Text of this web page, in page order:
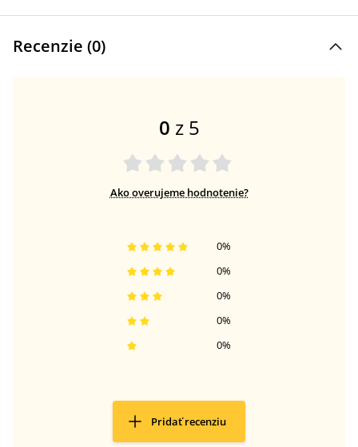
Recenzie (0)
0 z 5
Ako overujeme hodnotenie?
0%
0%
0%
0%
0%
Pridať recenziu